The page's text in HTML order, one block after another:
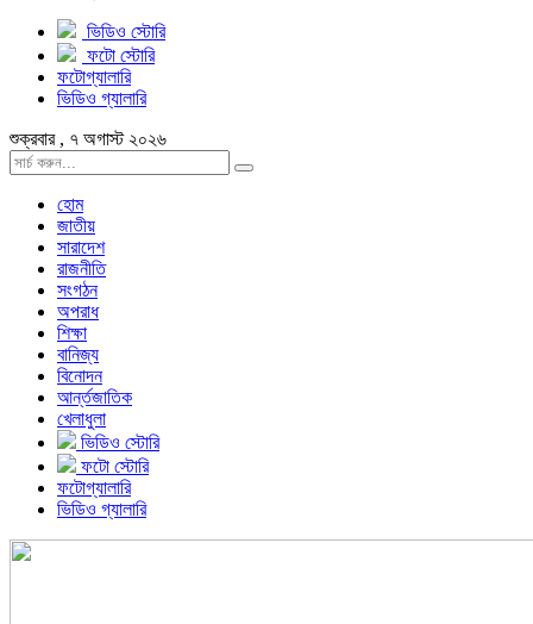
ভিডিও স্টোরি
ফটো স্টোরি
ফটোগ্যালারি
ভিডিও গ্যালারি
শুক্রবার , ৭ অগাস্ট ২০২৬
হোম
জাতীয়
সারাদেশ
রাজনীতি
সংগঠন
অপরাধ
শিক্ষা
বানিজ্য
বিনোদন
আর্ন্তজাতিক
খেলাধুলা
ভিডিও স্টোরি
ফটো স্টোরি
ফটোগ্যালারি
ভিডিও গ্যালারি